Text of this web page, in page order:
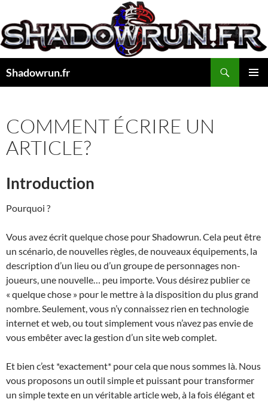
au
contenu
Shadowrun.fr
COMMENT ÉCRIRE UN
ARTICLE?
Introduction
Pourquoi ?
Vous avez écrit quelque chose pour Shadowrun. Cela peut être
un scénario, de nouvelles règles, de nouveaux équipements, la
description d’un lieu ou d’un groupe de personnages non-
joueurs, une nouvelle… peu importe. Vous désirez publier ce
« quelque chose » pour le mettre à la disposition du plus grand
nombre. Seulement, vous n’y connaissez rien en technologie
internet et web, ou tout simplement vous n’avez pas envie de
vous embêter avec la gestion d’un site web complet.
Et bien c’est *exactement* pour cela que nous sommes là. Nous
vous proposons un outil simple et puissant pour transformer
un simple texte en un véritable article web, à la fois élégant et